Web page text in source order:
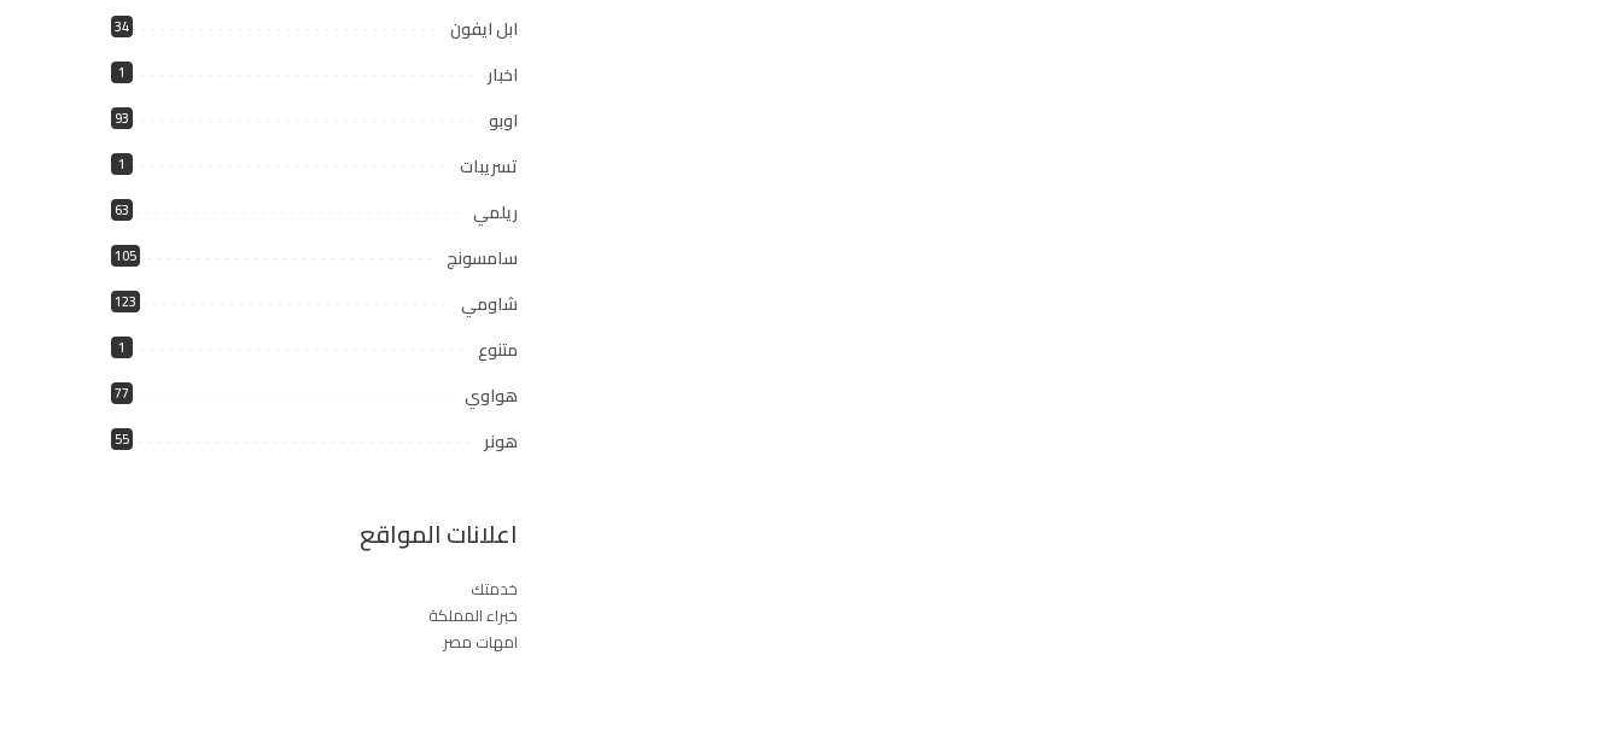
ابل ايفون 34
اخبار 1
اوبو 93
تسريبات 1
ريلمي 63
سامسونج 105
شاومي 123
متنوع 1
هواوي 77
هونر 55
اعلانات المواقع
خدمتك
خبراء المملكة
امهات مصر